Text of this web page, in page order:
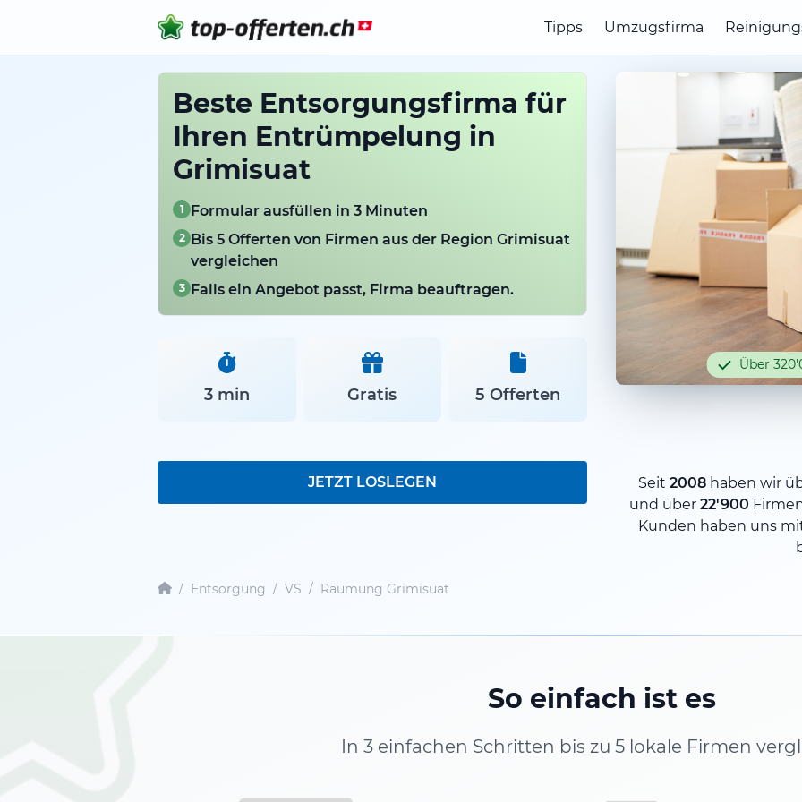
Tipps Umzugsfirma
Beste Entsorgungsfirma für
Ihren Entrümpelung in
Grimisuat
1 Formular ausfüllen in 3 Minuten
2 Bis 5 Offerten von Firmen aus der Region Grimisuat
vergleichen
3 Falls ein Angebot passt, Firma beauftragen.
3 min Gratis 5 Offerten
JETZT LOSLEGEN
Über
Seit 2008haben wir
und über 22'900
Kunden haben uns
/ Entsorgung / VS / Räumung Grimisuat
So einfach ist es
In 3 einfachen Schritten bis zu 5 lokale Firmen